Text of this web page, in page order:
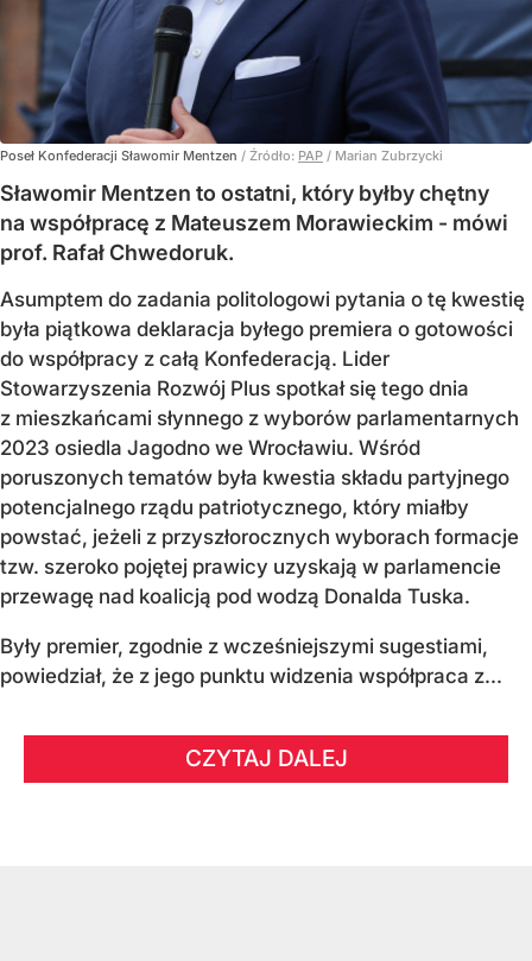
Poseł Konfederacji Sławomir Mentzen / Źródło: PAP / Marian Zubrzycki
Sławomir Mentzen to ostatni, który byłby chętny
na współpracę z Mateuszem Morawieckim - mówi
prof. Rafał Chwedoruk.
Asumptem do zadania politologowi pytania o tę kwestię
była piątkowa deklaracja byłego premiera o gotowości
do współpracy z całą Konfederacją. Lider
Stowarzyszenia Rozwój Plus spotkał się tego dnia
z mieszkańcami słynnego z wyborów parlamentarnych
2023 osiedla Jagodno we Wrocławiu. Wśród
poruszonych tematów była kwestia składu partyjnego
potencjalnego rządu patriotycznego, który miałby
powstać, jeżeli z przyszłorocznych wyborach formacje
tzw. szeroko pojętej prawicy uzyskają w parlamencie
przewagę nad koalicją pod wodzą Donalda Tuska.
Były premier, zgodnie z wcześniejszymi sugestiami,
powiedział, że z jego punktu widzenia współpraca z...
CZYTAJ DALEJ